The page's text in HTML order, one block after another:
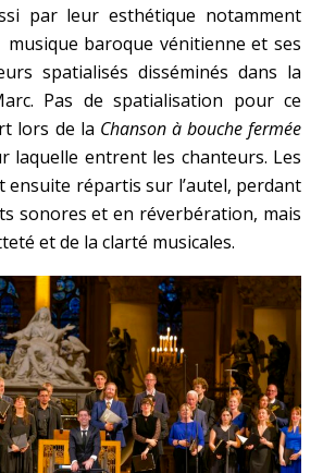
par leur esthétique notamment
baroque vénitienne et ses
spatialisés disséminés dans la
Pas de spatialisation pour ce
lors de la Chanson à bouche fermée
laquelle entrent les chanteurs. Les
répartis sur l’autel, perdant
sonores et en réverbération, mais
et de la clarté musicales.